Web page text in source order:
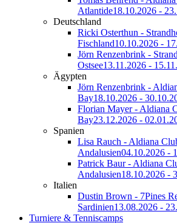
Atlantide18.10.2026 -
Deutschland
Ricki Osterthun -
Fischland10.10.2026 -
Jörn Renzenbrink -
Ostsee13.11.2026 -
Ägypten
Jörn Renzenbrink -
Bay18.10.2026 -
Florian Mayer - Aldiana
Bay23.12.2026 -
Spanien
Lisa Rauch - Aldiana
Andalusien04.10.2026 -
Patrick Baur - Aldiana
Andalusien18.10.2026 -
Italien
Dustin Brown - 7Pines
Sardinien13.08.2026 -
Turniere & Tenniscamps